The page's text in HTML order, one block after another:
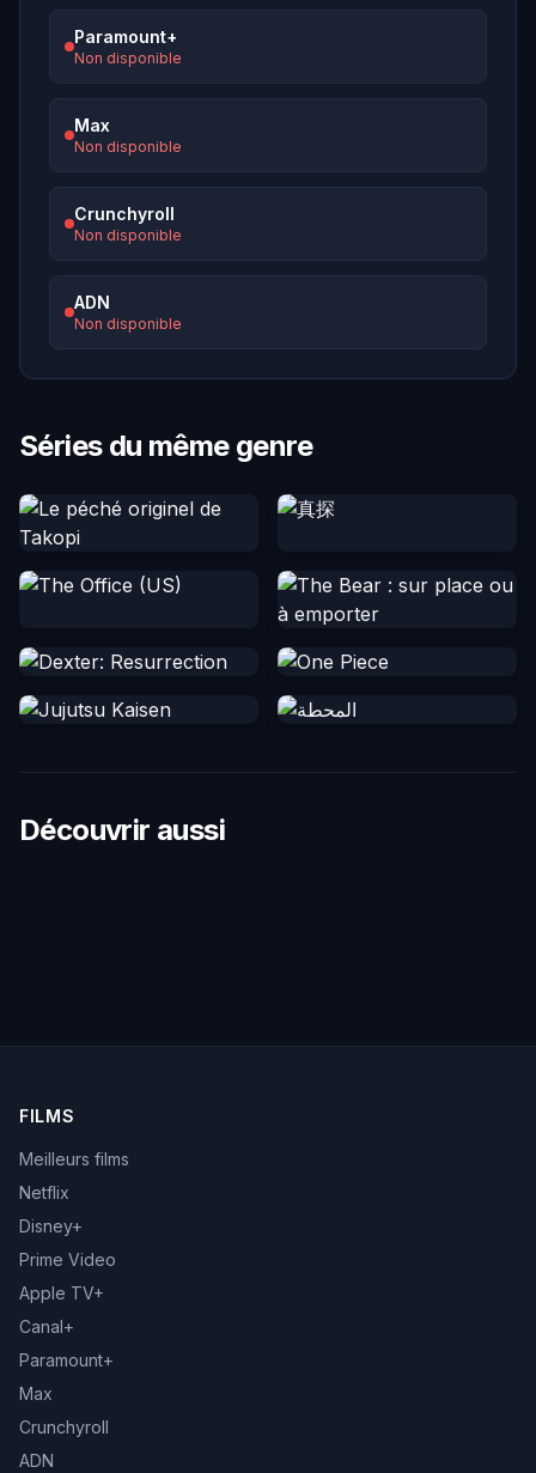
Paramount+
Non disponible
Max
Non disponible
Crunchyroll
Non disponible
ADN
Non disponible
Séries du même genre
Découvrir aussi
FILMS
Meilleurs films
Netflix
Disney+
Prime Video
Apple TV+
Canal+
Paramount+
Max
Crunchyroll
ADN